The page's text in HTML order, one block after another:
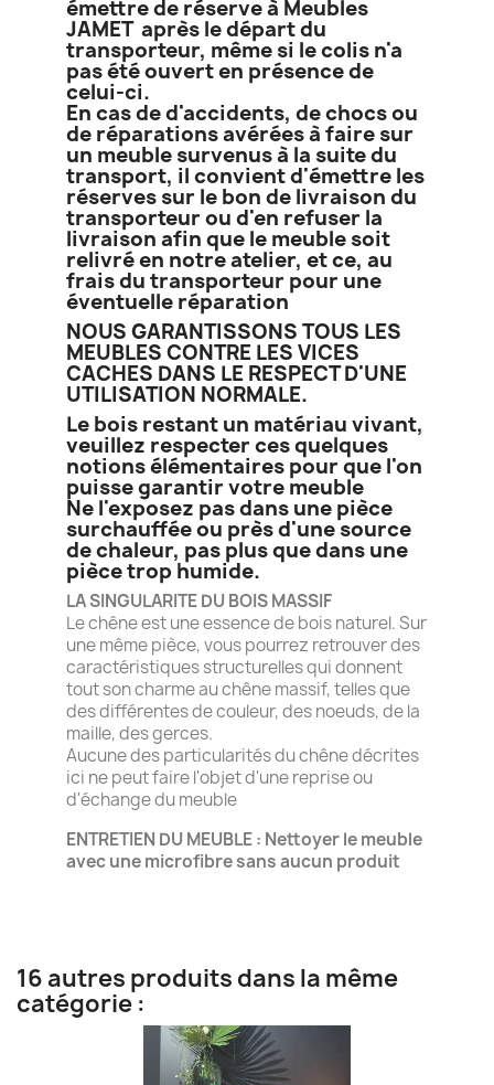
émettre de réserve à Meubles
JAMET après le départ du
transporteur, même si le colis n'a
pas été ouvert en présence de
celui-ci.
En cas de d'accidents, de chocs ou
de réparations avérées à faire sur
un meuble survenus à la suite du
transport, il convient d'émettre les
réserves sur le bon de livraison du
transporteur ou d'en refuser la
livraison afin que le meuble soit
relivré en notre atelier, et ce, au
frais du transporteur pour une
éventuelle réparation
NOUS GARANTISSONS TOUS LES
MEUBLES CONTRE LES VICES
CACHES DANS LE RESPECT D'UNE
UTILISATION NORMALE.
Le bois restant un matériau vivant,
veuillez respecter ces quelques
notions élémentaires pour que l'on
puisse garantir votre meuble
Ne l'exposez pas dans une pièce
surchauffée ou près d'une source
de chaleur, pas plus que dans une
pièce trop humide.
LA SINGULARITE DU BOIS MASSIF
Le chêne est une essence de bois naturel. Sur
une même pièce, vous pourrez retrouver des
caractéristiques structurelles qui donnent
tout son charme au chêne massif, telles que
des différentes de couleur, des noeuds, de la
maille, des gerces.
Aucune des particularités du chêne décrites
ici ne peut faire l'objet d'une reprise ou
d'échange du meuble
ENTRETIEN DU MEUBLE : Nettoyer le meuble
avec une microfibre sans aucun produit
16 autres produits dans la même
catégorie :